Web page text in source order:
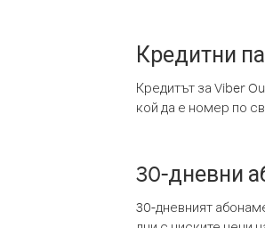
Кредитни
Кредитът за Viber
кой да е номер по
30-дневни
30-дневният